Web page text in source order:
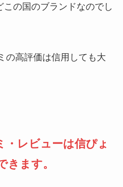
の国のブランドなのでし
の高評価は信用しても大
・レビューは信ぴょ
きます。